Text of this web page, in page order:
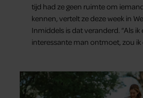
tijd had ze geen ruimte om
kennen, vertelt ze deze week in
Inmiddels is dat veranderd. “Als ik
interessante man ontmoet, zou ik